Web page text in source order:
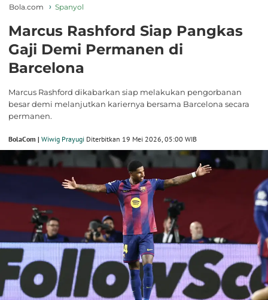
Bola.com Spanyol
Marcus Rashford Siap Pangkas
Gaji Demi Permanen di
Barcelona
Marcus Rashford dikabarkan siap melakukan pengorbanan
besar demi melanjutkan kariernya bersama Barcelona secara
permanen.
BolaCom | Wiwig Prayugi Diterbitkan 19 Mei 2026, 05:00 WIB